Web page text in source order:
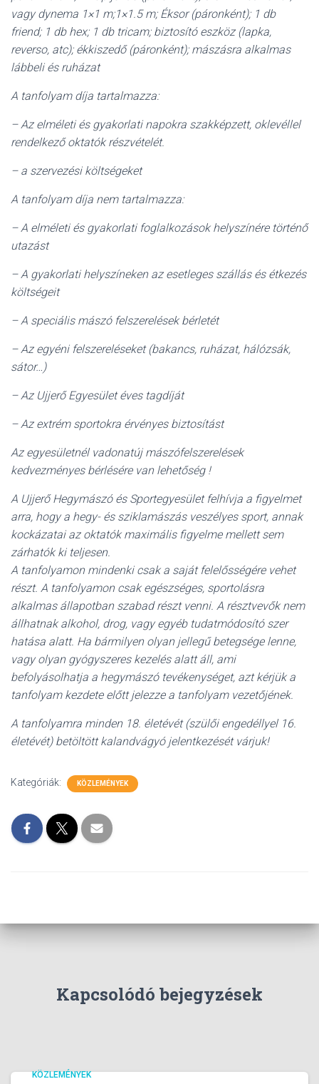
vagy dynema 1×1 m;1×1.5 m; Éksor (páronként); 1 db
friend; 1 db hex; 1 db tricam; biztosító eszköz (lapka,
reverso, atc); ékkiszedő (páronként); mászásra alkalmas
lábbeli és ruházat
A tanfolyam díja tartalmazza:
– Az elméleti és gyakorlati napokra szakképzett, oklevéllel
rendelkező oktatók részvételét.
– a szervezési költségeket
A tanfolyam díja nem tartalmazza:
– A elméleti és gyakorlati foglalkozások helyszínére történő
utazást
– A gyakorlati helyszíneken az esetleges szállás és étkezés
költségeit
– A speciális mászó felszerelések bérletét
– Az egyéni felszereléseket (bakancs, ruházat, hálózsák,
sátor…)
– Az Ujjerő Egyesület éves tagdíját
– Az extrém sportokra érvényes biztosítást
Az egyesületnél vadonatúj mászófelszerelések
kedvezményes bérlésére van lehetőség !
A Ujjerő Hegymászó és Sportegyesület felhívja a figyelmet
arra, hogy a hegy- és sziklamászás veszélyes sport, annak
kockázatai az oktatók maximális figyelme mellett sem
zárhatók ki teljesen.
A tanfolyamon mindenki csak a saját felelősségére vehet
részt. A tanfolyamon csak egészséges, sportolásra
alkalmas állapotban szabad részt venni. A résztvevők nem
állhatnak alkohol, drog, vagy egyéb tudatmódosító szer
hatása alatt. Ha bármilyen olyan jellegű betegsége lenne,
vagy olyan gyógyszeres kezelés alatt áll, ami
befolyásolhatja a hegymászó tevékenységet, azt kérjük a
tanfolyam kezdete előtt jelezze a tanfolyam vezetőjének.
A tanfolyamra minden 18. életévét (szülői engedéllyel 16.
életévét) betöltött kalandvágyó jelentkezését várjuk!
Kategóriák: KÖZLEMÉNYEK
Kapcsolódó bejegyzések
KÖZLEMÉNYEK